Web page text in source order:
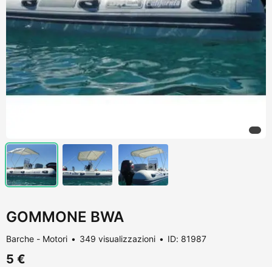
GOMMONE BWA
Barche - Motori 349 visualizzazioni ID: 81987
5 €